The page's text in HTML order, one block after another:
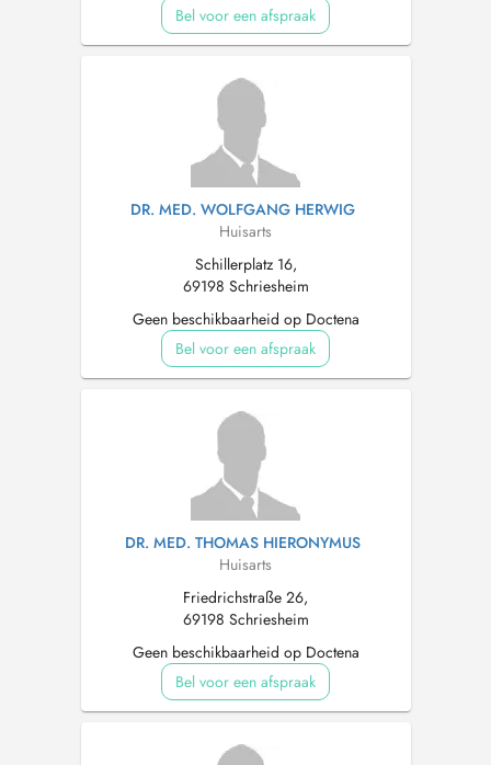
Bel voor een afspraak
DR. MED. WOLFGANG HERWIG
Huisarts
Schillerplatz 16,
69198 Schriesheim
Geen beschikbaarheid op Doctena
Bel voor een afspraak
DR. MED. THOMAS HIERONYMUS
Huisarts
Friedrichstraße 26,
69198 Schriesheim
Geen beschikbaarheid op Doctena
Bel voor een afspraak